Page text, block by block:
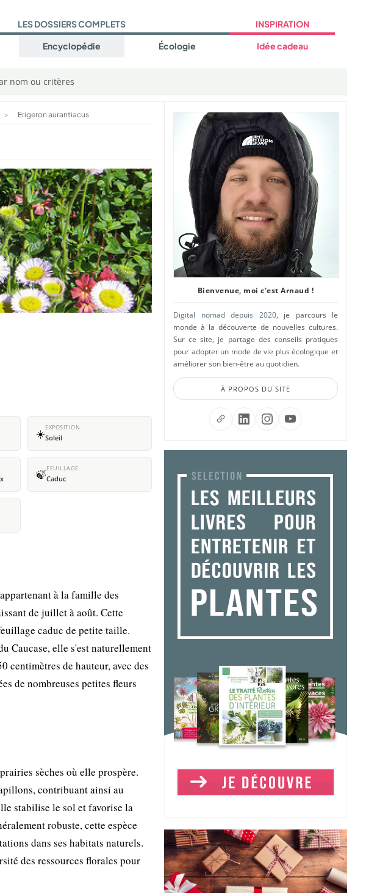
LES DOSSIERS COMPLETS
Encyclopédie Écologie
INSPIRATION
Idée cadeau
nom ou critères
> Erigeron aurantiacus
☀️EXPOSITION
Soleil
🍃FEUILLAGE
Caduc
à la famille des
de juillet à août. Cette
caduc de petite taille.
Caucase, elle s'est naturellement
centimètres de hauteur, avec des
de nombreuses petites fleurs
sèches où elle prospère.
contribuant ainsi au
stabilise le sol et favorise la
robuste, cette espèce
dans ses habitats naturels.
des ressources florales pour
Bienvenue, moi c'est Arnaud !
Digital nomad depuis 2020, je parcours le
monde à la découverte de nouvelles cultures.
Sur ce site, je partage des conseils pratiques
pour adopter un mode de vie plus écologique et
améliorer son bien-être au quotidien.
À PROPOS DU SITE